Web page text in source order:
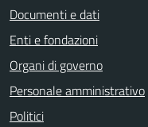
Documenti e dati
Enti e fondazioni
Organi di governo
Personale amministrativo
Politici